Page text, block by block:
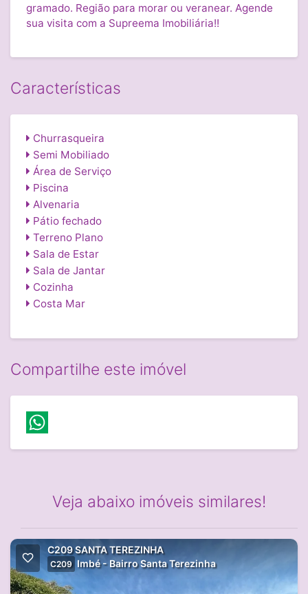
gramado. Região para morar ou veranear. Agende
sua visita com a Supreema Imobiliária!!
Características
Churrasqueira
Semi Mobiliado
Área de Serviço
Piscina
Alvenaria
Pátio fechado
Terreno Plano
Sala de Estar
Sala de Jantar
Cozinha
Costa Mar
Compartilhe este imóvel
Veja abaixo imóveis similares!
C209 SANTA TEREZINHA
C209 Imbé - Bairro Santa Terezinha